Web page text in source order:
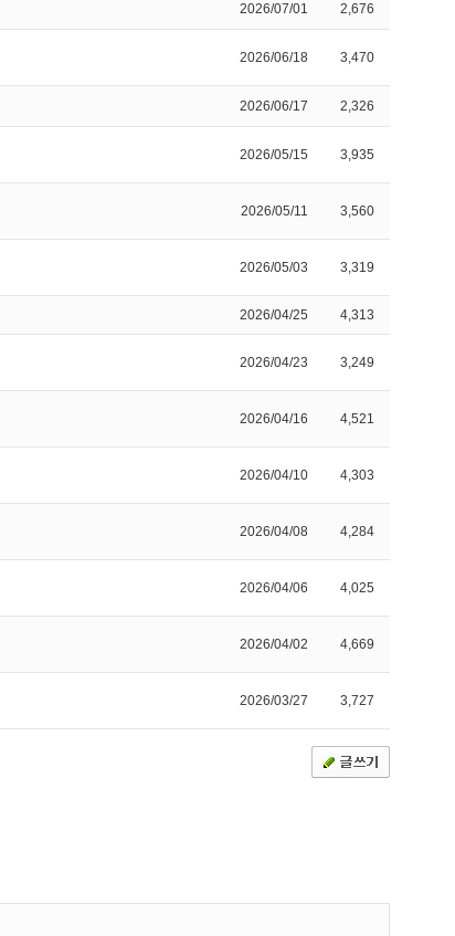
2026/07/01 2,676
2026/06/18 3,470
2026/06/17 2,326
2026/05/15 3,935
2026/05/11 3,560
2026/05/03 3,319
2026/04/25 4,313
2026/04/23 3,249
2026/04/16 4,521
2026/04/10 4,303
2026/04/08 4,284
2026/04/06 4,025
2026/04/02 4,669
2026/03/27 3,727